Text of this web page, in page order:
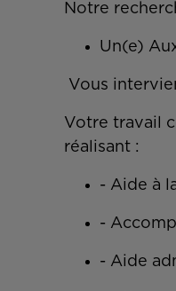
Notre
Un(e)
Vous
Votre travail
réalisant :
- Aide à
-
- Aide